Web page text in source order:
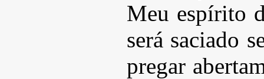
Meu espírito
será saciado
pregar